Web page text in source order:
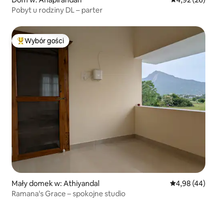
Pobyt u rodziny DL – parter
Najpopularniejsze z kategorii Wybór gości
Wybór gości
Mały domek w: Athiyandal Średnia
4,98 (44)
Ramana's Grace – spokojne studio